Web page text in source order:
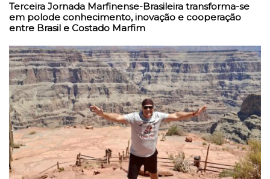
Terceira Jornada Marfinense-Brasileira transforma-se
em polode conhecimento, inovação e cooperação
entre Brasil e Costado Marfim